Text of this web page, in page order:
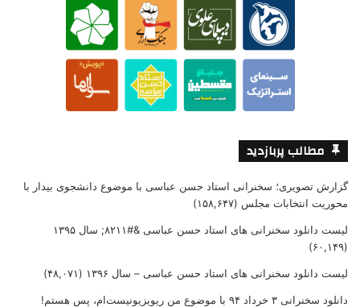
مطالب پربازدید
گزارش تصویری؛ سخنرانی استاد حسن عباسی با موضوع دانشجوی بیدار با
محوریت انتخابات مجلس (۱۵۸,۶۴۷)
لیست دانلود سخنرانی های استاد حسن عباسی &#۸۲۱۱; سال ۱۳۹۵
(۶۰,۱۴۹)
لیست دانلود سخنرانی های استاد حسن عباسی – سال ۱۳۹۶ (۴۸,۰۷۱)
دانلود سخنرانی ۳ خرداد ۹۴ با موضوع من ریویزیونیست‌ام، پس هستم!